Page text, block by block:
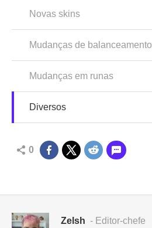
Novas skins
Mudanças de balanceamento
Mudanças em runas
Diversos
0
Zelsh - Editor-chefe